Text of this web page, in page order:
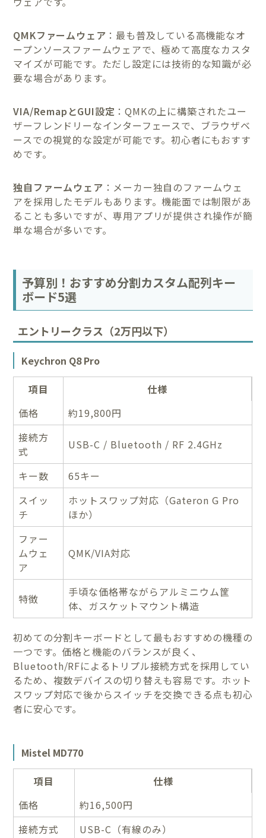
QMKファームウェア ：最も普及している高機能なオ
ープンソースファームウェアで、極めて高度なカスタ
マイズが可能です。ただし設定には技術的な知識が必
要な場合があります。
VIA/RemapとGUI設定 ：QMKの上に構築されたユー
ザーフレンドリーなインターフェースで、ブラウザベ
ースでの視覚的な設定が可能です。初心者にもおすす
めです。
独自ファームウェア ：メーカー独自のファームウェ
アを採用したモデルもあります。機能面では制限があ
ることも多いですが、専用アプリが提供され操作が簡
単な場合が多いです。
予算別！おすすめ分割カスタム配列キー
ボード5選
エントリークラス（2万円以下）
Keychron Q8 Pro
項目
仕様
価格
約19,800円
接続方
式
USB-C / Bluetooth / RF 2.4GHz
キー数
65キー
スイッ
チ
ホットスワップ対応（Gateron G Pro
ほか）
ファー
ムウェ
ア
QMK/VIA対応
特徴
手頃な価格帯ながらアルミニウム筐
体、ガスケットマウント構造
初めての分割キーボードとして最もおすすめの機種の
一つです。価格と機能のバランスが良く、
Bluetooth/RFによるトリプル接続方式を採用してい
るため、複数デバイスの切り替えも容易です。ホット
スワップ対応で後からスイッチを交換できる点も初心
者に安心です。
Mistel MD770
項目
仕様
価格
約16,500円
接続方式
USB-C（有線のみ）